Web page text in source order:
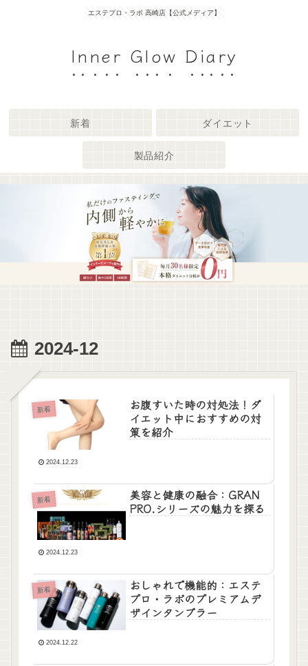
エステプロ・ラボ 高崎店【公式メディア】
Inner Glow Diary
新着 ダイエット
製品紹介
2024-12
新着
お腹すいた時の対処法！ダ
イエット中におすすめの対
策を紹介
2024.12.23
新着
美容と健康の融合：GRAN
PRO.シリーズの魅力を探る
2024.12.23
新着
おしゃれで機能的：エステ
プロ・ラボのプレミアムデ
ザインタンブラー
2024.12.22